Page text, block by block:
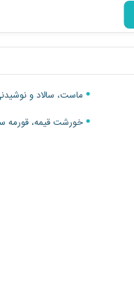
ماست، سالاد و‌
خورشت قیمه، قورمه